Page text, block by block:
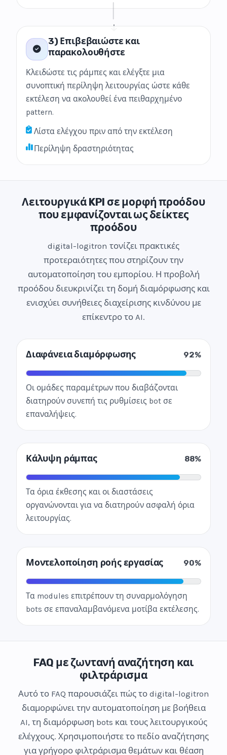
3) Επιβεβαιώστε και
παρακολουθήστε
Κλειδώστε τις ράμπες και ελέγξτε μια
συνοπτική περίληψη λειτουργίας ώστε κάθε
εκτέλεση να ακολουθεί ένα πειθαρχημένο
pattern.
Λίστα ελέγχου πριν από την εκτέλεση
Περίληψη δραστηριότητας
Λειτουργικά KPI σε μορφή προόδου
που εμφανίζονται ως δείκτες
προόδου
digital-logitron τονίζει πρακτικές
προτεραιότητες που στηρίζουν την
αυτοματοποίηση του εμπορίου. Η προβολή
προόδου διευκρινίζει τη δομή διαμόρφωσης και
ενισχύει συνήθειες διαχείρισης κινδύνου με
επίκεντρο το AI.
Διαφάνεια διαμόρφωσης 92%
Οι ομάδες παραμέτρων που διαβάζονται
διατηρούν συνεπή τις ρυθμίσεις bot σε
επαναλήψεις.
Κάλυψη ράμπας 88%
Τα όρια έκθεσης και οι διαστάσεις
οργανώνονται για να διατηρούν ασφαλή όρια
λειτουργίας.
Μοντελοποίηση ροής εργασίας 90%
Τα modules επιτρέπουν τη συναρμολόγηση
bots σε επαναλαμβανόμενα μοτίβα εκτέλεσης.
FAQ με ζωντανή αναζήτηση και
φιλτράρισμα
Αυτό το FAQ παρουσιάζει πώς το digital-logitron
διαμορφώνει την αυτοματοποίηση με βοήθεια
AI, τη διαμόρφωση bots και τους λειτουργικούς
ελέγχους. Χρησιμοποιήστε το πεδίο αναζήτησης
για γρήγορο φιλτράρισμα θεμάτων και θέαση